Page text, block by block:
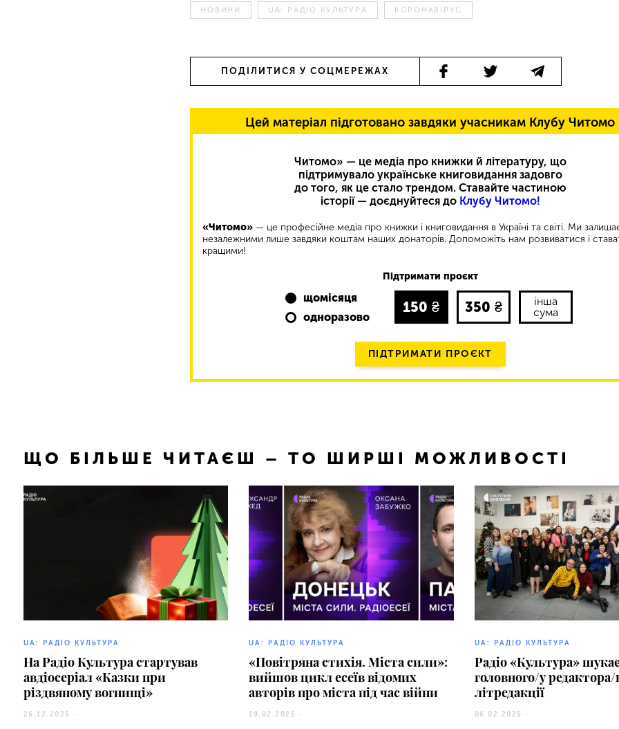
НОВИНИ UA: РАДІО КУЛЬТУРА КОРОНАВІРУС
ПОДІЛИТИСЯ У СОЦМЕРЕЖАХ
Цей матеріал підготовано завдяки учасникам Клубу Читомо
Читомо» — це медіа про книжки й літературу, що
підтримувало українське книговидання задовго
до того, як це стало трендом. Ставайте частиною
історії — доєднуйтеся до Клубу Читомо!
«Читомо» — це професійне медіа про книжки і книговидання в Україні та світі. Ми
незалежними лише завдяки коштам наших донаторів. Допоможіть нам розвиватися і
кращими!
Підтримати проєкт
щомісяця
одноразово
150 ₴ 350 ₴
інша
сума
ПІДТРИМАТИ ПРОЄКТ
ЩО БІЛЬШЕ ЧИТАЄШ – ТО ШИРШІ МОЖЛИВОСТІ
UA: РАДІО КУЛЬТУРА
На Радіо Культура стартував
авдіосеріал «Казки при
різдвяному вогнищі»
26.12.2025 -
UA: РАДІО КУЛЬТУРА
«Повітряна стихія. Міста сили»:
вийшов цикл есеїв відомих
авторів про міста під час війни
19.02.2025 -
UA: РАДІО КУЛЬТУРА
Радіо «Культура»
головного/у редактора/
літредакції
06.02.2025 -